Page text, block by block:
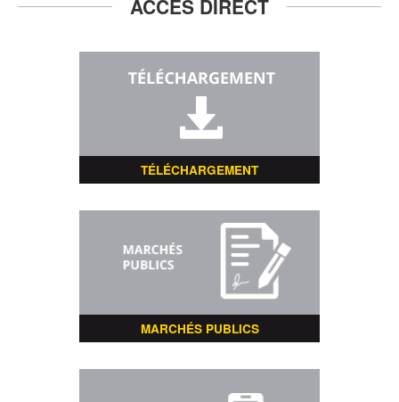
ACCÈS DIRECT
TÉLÉCHARGEMENT
MARCHÉS PUBLICS